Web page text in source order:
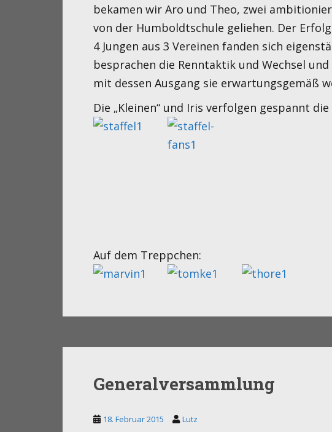
bekamen wir Aro und Theo, zwei
von der Humboldtschule geliehen. Der
4 Jungen aus 3 Vereinen fanden sich
besprachen die Renntaktik und Wechsel
mit dessen Ausgang sie erwartungsgemäß
Die „Kleinen“ und Iris verfolgen gespannt
Auf dem Treppchen:
Generalversammlung
18. Februar 2015 Lutz